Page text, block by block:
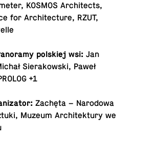
KOSMOS Ar­chi­tects,
for Ar­chi­tec­ture, RZUT,
pol­skiej wsi: Jan
Sier­akowski, Paweł
+1
Zachęta – Nar­o­dowa
, Muzeum Ar­chitek­tury we